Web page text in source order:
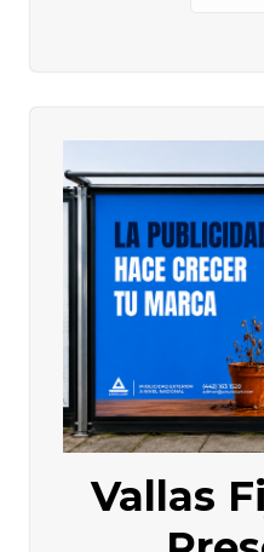
Vallas